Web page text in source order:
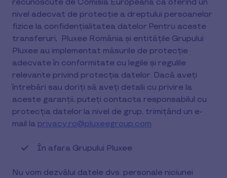
recunoscute de Comisia Europeană ca oferind un
nivel adecvat de protecție a dreptului persoanelor
fizice la confidențialitatea datelor Pentru aceste
transferuri, Pluxee România și entitățile Grupului
Pluxee au implementat măsurile de protecție
adecvate în conformitate cu legile și regulile
relevante privind protecția datelor. Dacă aveți
întrebări sau doriți să aveți detalii cu privire la
aceste garanții, puteți contacta responsabilul cu
protecția datelor la nivel de grup, trimițând un e-
mail la privacy.ro@pluxeegroup.com
În afara Grupului Pluxee
Nu vom dezvălui datele dvs. personale niciunei